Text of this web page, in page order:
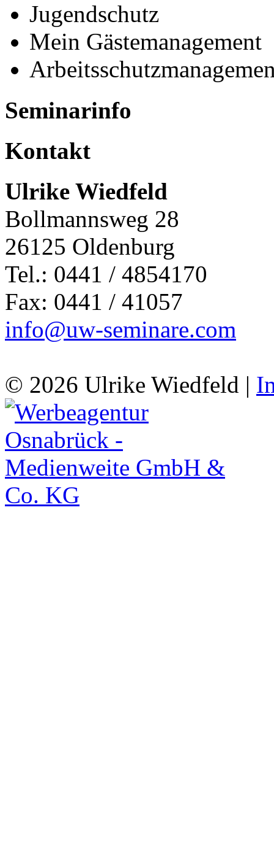
Jugendschutz
Mein Gästemanagement
Seminarinfo
Kontakt
Ulrike Wiedfeld
Bollmannsweg 28
26125 Oldenburg
Tel.: 0441 / 4854170
Fax: 0441 / 41057
info@uw-seminare.com
© 2026 Ulrike Wiedfeld |